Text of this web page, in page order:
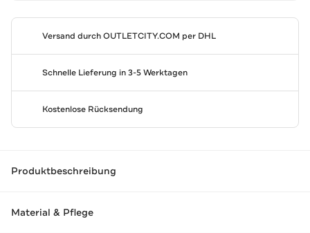
Versand durchOUTLETCITY.COM per DHL
Schnelle Lieferung in 3-5 Werktagen
Kostenlose Rücksendung
Produktbeschreibung
Material & Pflege